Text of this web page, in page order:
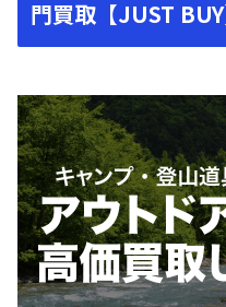
門買取【JUST BUY